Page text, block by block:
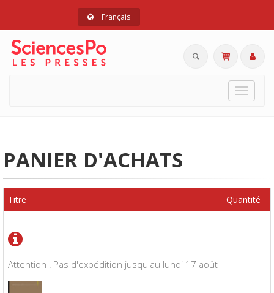
Français
Toggle
PANIER D'ACHATS
Attention ! Pas d'expédition jusqu'au lundi 17 août
Titre Quantité